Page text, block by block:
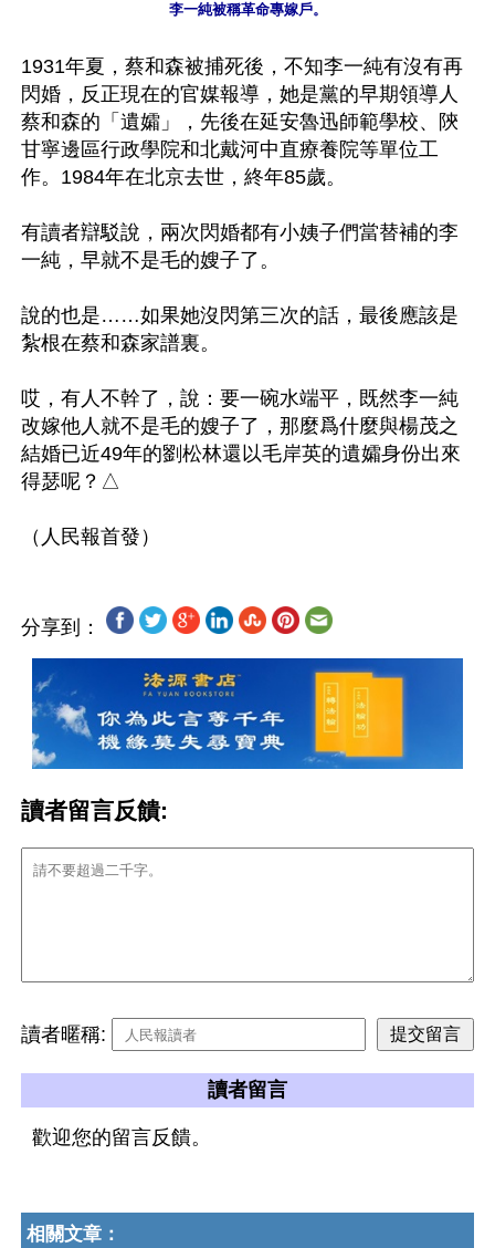
李一純被稱革命專嫁戶。
1931年夏，蔡和森被捕死後，不知李一純有沒有再
閃婚，反正現在的官媒報導，她是黨的早期領導人
蔡和森的「遺孀」，先後在延安魯迅師範學校、陝
甘寧邊區行政學院和北戴河中直療養院等單位工
作。1984年在北京去世，終年85歲。
有讀者辯駁說，兩次閃婚都有小姨子們當替補的李
一純，早就不是毛的嫂子了。
說的也是……如果她沒閃第三次的話，最後應該是
紮根在蔡和森家譜裏。
哎，有人不幹了，說：要一碗水端平，既然李一純
改嫁他人就不是毛的嫂子了，那麼爲什麼與楊茂之
結婚已近49年的劉松林還以毛岸英的遺孀身份出來
得瑟呢？△
分享到：
讀者留言反饋:
讀者暱稱:
讀者留言
歡迎您的留言反饋。
相關文章：